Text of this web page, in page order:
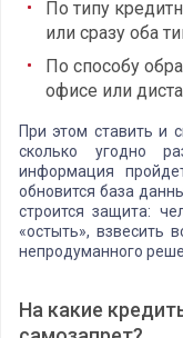
По типу
или сразу оба
По способу
офисе или
При этом ставить и
сколько угодно
информация
обновится база
строится защита:
«остыть», взвесить
непродуманного
На какие